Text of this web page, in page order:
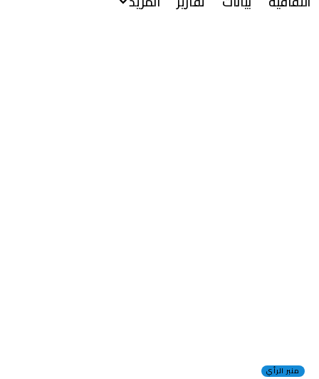
منبر الرأي